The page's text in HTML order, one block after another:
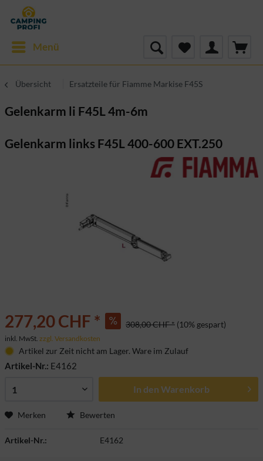
Menü
Übersicht Ersatzteile für Fiamme Markise F45S
Gelenkarm li F45L 4m-6m
Gelenkarm links F45L 400-600 EXT.250
277,20 CHF * 308,00 CHF * (10% gespart)
inkl. MwSt. zzgl. Versandkosten
Artikel zur Zeit nicht am Lager. Ware im Zulauf
Artikel-Nr.: E4162
In den Warenkorb
Merken Bewerten
Artikel-Nr.: E4162